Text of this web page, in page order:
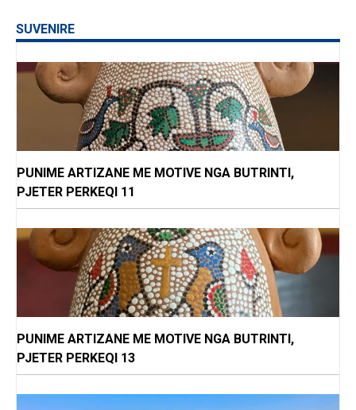
SUVENIRE
PUNIME ARTIZANE ME MOTIVE NGA BUTRINTI,
PJETER PERKEQI 11
PUNIME ARTIZANE ME MOTIVE NGA BUTRINTI,
PJETER PERKEQI 13